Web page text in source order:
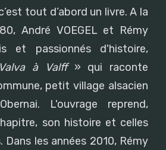
tout d’abord un livre. A la
André VOEGEL et Rémy
et passionnés d'histoire,
à Valff» qui raconte
petit village alsacien
L'ouvrage reprend,
son histoire et celles
les années 2010, Rémy